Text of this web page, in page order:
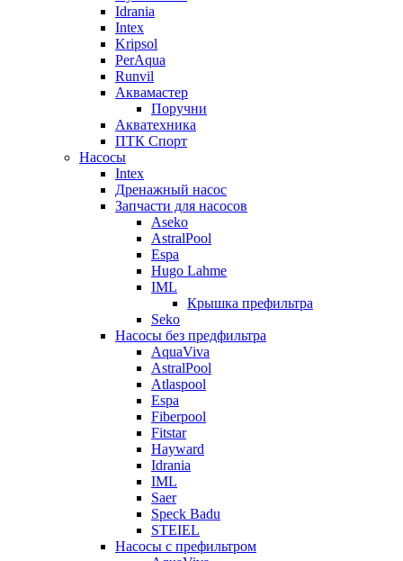
Idrania
Intex
Kripsol
PerAqua
Runvil
Аквамастер
Поручни
Акватехника
ПТК Спорт
Насосы
Intex
Дренажный насос
Запчасти для насосов
Aseko
AstralPool
Espa
Hugo Lahme
IML
Крышка префильтра
Seko
Насосы без предфильтра
AquaViva
AstralPool
Atlaspool
Espa
Fiberpool
Fitstar
Hayward
Idrania
IML
Saer
Speck Badu
STEIEL
Насосы с префильтром